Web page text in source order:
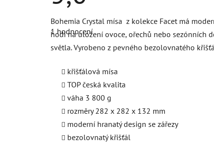
Průměrné
hodnocení
produktu
je
5,0
hvězdiček.
1 hodnocení
Bohemia Crystal mísa z kolekce Facet má
hodí na uložení ovoce, ořechů nebo sezónních
světla. Vyrobeno z pevného bezolovnatého
křišťálová mísa
TOP česká kvalita
váha 3 800 g
rozměry 282 x 282 x 132 mm
moderní hranatý design se zářezy
bezolovnatý křišťál